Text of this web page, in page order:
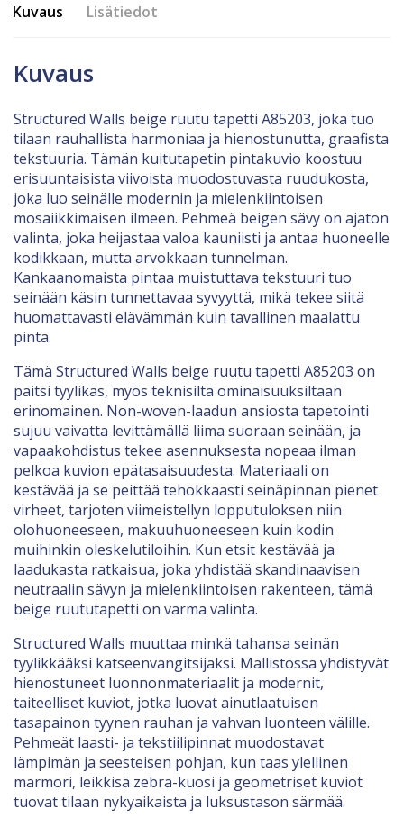
Kuvaus Lisätiedot
Kuvaus
Structured Walls beige ruutu tapetti A85203, joka tuo
tilaan rauhallista harmoniaa ja hienostunutta, graafista
tekstuuria. Tämän kuitutapetin pintakuvio koostuu
erisuuntaisista viivoista muodostuvasta ruudukosta,
joka luo seinälle modernin ja mielenkiintoisen
mosaiikkimaisen ilmeen. Pehmeä beigen sävy on ajaton
valinta, joka heijastaa valoa kauniisti ja antaa huoneelle
kodikkaan, mutta arvokkaan tunnelman.
Kankaanomaista pintaa muistuttava tekstuuri tuo
seinään käsin tunnettavaa syvyyttä, mikä tekee siitä
huomattavasti elävämmän kuin tavallinen maalattu
pinta.
Tämä Structured Walls beige ruutu tapetti A85203 on
paitsi tyylikäs, myös teknisiltä ominaisuuksiltaan
erinomainen. Non-woven-laadun ansiosta tapetointi
sujuu vaivatta levittämällä liima suoraan seinään, ja
vapaakohdistus tekee asennuksesta nopeaa ilman
pelkoa kuvion epätasaisuudesta. Materiaali on
kestävää ja se peittää tehokkaasti seinäpinnan pienet
virheet, tarjoten viimeistellyn lopputuloksen niin
olohuoneeseen, makuuhuoneeseen kuin kodin
muihinkin oleskelutiloihin. Kun etsit kestävää ja
laadukasta ratkaisua, joka yhdistää skandinaavisen
neutraalin sävyn ja mielenkiintoisen rakenteen, tämä
beige ruututapetti on varma valinta.
Structured Walls muuttaa minkä tahansa seinän
tyylikkääksi katseenvangitsijaksi. Mallistossa yhdistyvät
hienostuneet luonnonmateriaalit ja modernit,
taiteelliset kuviot, jotka luovat ainutlaatuisen
tasapainon tyynen rauhan ja vahvan luonteen välille.
Pehmeät laasti- ja tekstiilipinnat muodostavat
lämpimän ja seesteisen pohjan, kun taas ylellinen
marmori, leikkisä zebra-kuosi ja geometriset kuviot
tuovat tilaan nykyaikaista ja luksustason särmää.